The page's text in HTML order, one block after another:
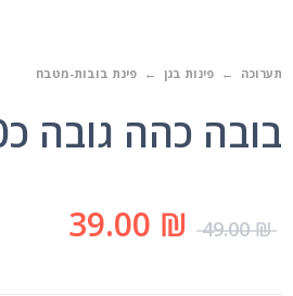
תערוכה פינות בגן פינת בובות-מטבח
בובה כהה גובה כ30 ס"מ בן
49.00₪
39.00 ₪